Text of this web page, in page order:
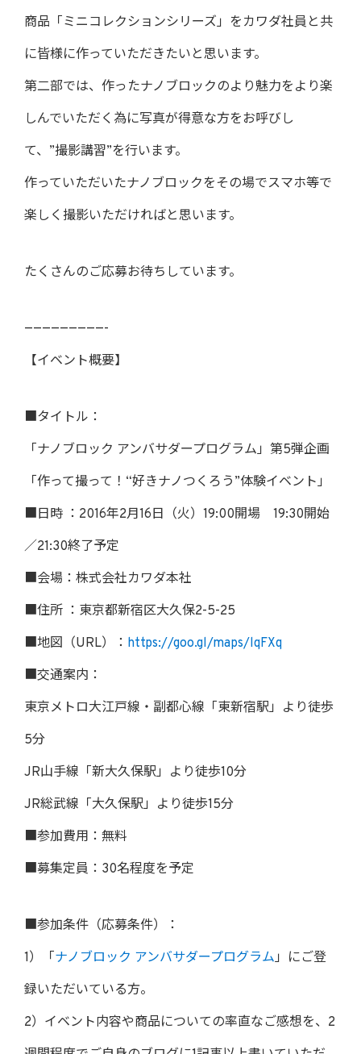
商品「ミニコレクションシリーズ」をカワダ社員と共
に皆様に作っていただきたいと思います。
第二部では、作ったナノブロックのより魅力をより楽
しんでいただく為に写真が得意な方をお呼びし
て、”撮影講習”を行います。
作っていただいたナノブロックをその場でスマホ等で
楽しく撮影いただければと思います。
たくさんのご応募お待ちしています。
—————————-
【イベント概要】
■タイトル：
「ナノブロック アンバサダープログラム」第5弾企画
「作って撮って！“好きナノつくろう”体験イベント」
■日時 ：2016年2月16日（火）19:00開場 19:30開始
／21:30終了予定
■会場：株式会社カワダ本社
■住所 ：東京都新宿区大久保2-5-25
■地図（URL）： https://goo.gl/maps/lqFXq
■交通案内：
東京メトロ大江戸線・副都心線「東新宿駅」より徒歩
5分
JR山手線「新大久保駅」より徒歩10分
JR総武線「大久保駅」より徒歩15分
■参加費用：無料
■募集定員：30名程度を予定
■参加条件（応募条件）：
1）「 ナノブロック アンバサダープログラム」にご登
録いただいている方。
2）イベント内容や商品についての率直なご感想を、2